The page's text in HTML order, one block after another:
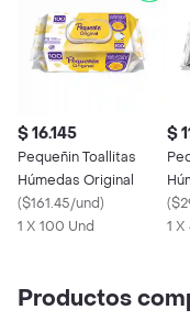
$ 16.145
Pequeñin Toallitas
Húmedas Original
($161.45/und)
1 X 100 Und
$
(
1 X
Productos